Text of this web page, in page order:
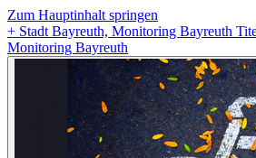
Zum Hauptinhalt springen
+ Stadt Bayreuth, Monitoring Bayreuth
Monitoring Bayreuth